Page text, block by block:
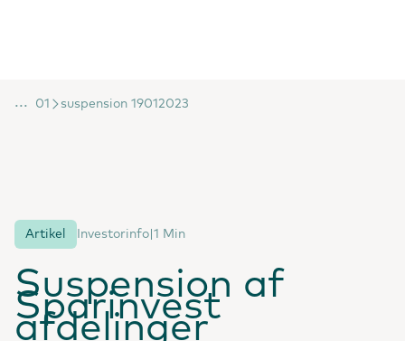
... 01 suspension 19012023
Artikel Investorinfo 1 Min
Suspension af
Sparinvest
afdelinger